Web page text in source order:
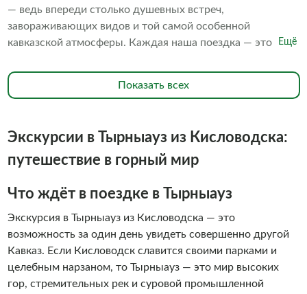
— ведь впереди столько душевных встреч,
завораживающих видов и той самой особенной
кавказской атмосферы. Каждая наша поездка — это
искренняя забота о каждом госте. Наши гиды с
радостью поделятся уникальными историями, покажут
индивидуальный тур или дружная компания — мы всегда
делаем всё с любовью и вниманием к деталям.
Ещё
Показать всех
Экскурсии в Тырныауз из Кисловодска:
путешествие в горный мир
Что ждёт в поездке в Тырныауз
Экскурсия в Тырныауз из Кисловодска — это
возможность за один день увидеть совершенно другой
Кавказ. Если Кисловодск славится своими парками и
целебным нарзаном, то Тырныауз — это мир высоких
гор, стремительных рек и суровой промышленной